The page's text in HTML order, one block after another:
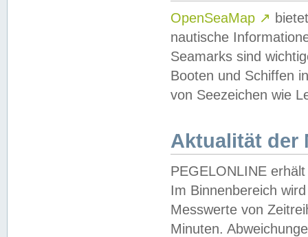
OpenSeaMap ↗
nautische
Seamarks sind
Booten und Schiffen
von Seezeichen wie
Aktualität der
PEGELONLINE
Im Binnenbereich
Messwerte von
Minuten.